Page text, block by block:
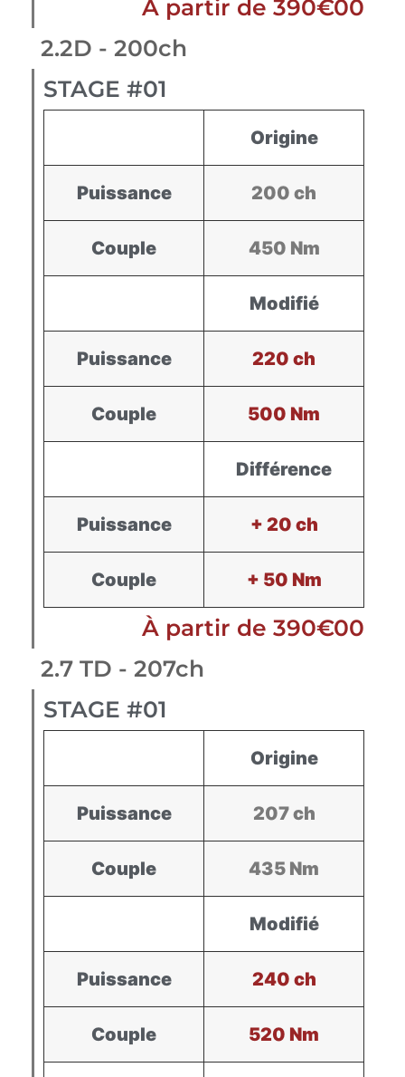
À partir de 390€00
2.2D - 200ch
STAGE #01
Origine
Puissance 200 ch
Couple 450 Nm
Modifié
Puissance 220 ch
Couple 500 Nm
Différence
Puissance + 20 ch
Couple + 50 Nm
À partir de 390€00
2.7 TD - 207ch
STAGE #01
Origine
Puissance 207 ch
Couple 435 Nm
Modifié
Puissance 240 ch
Couple 520 Nm